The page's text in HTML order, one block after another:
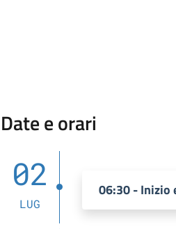
Date e orari
02
LUG
06:30 - Inizio